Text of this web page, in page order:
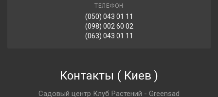
ТЕЛЕФОН
(050) 043 01 11
(098) 002 60 02
(063) 043 01 11
Контакты ( Киев )
Садовый центр Клуб Растений - Greensad